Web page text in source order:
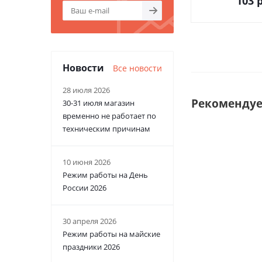
Новости Все новости
28 июля 2026
30-31 июля магазин
временно не работает по
техническим причинам
10 июня 2026
Режим работы на День
России 2026
30 апреля 2026
Режим работы на майские
праздники 2026